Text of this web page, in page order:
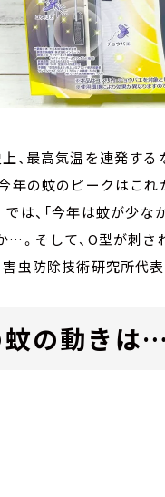
、最高気温を連発す
年の蚊のピークはこ
は、「今年は蚊が少な
…。そして、O型が刺
害虫防除技術研究所代
の動きは